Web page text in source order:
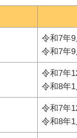
令和7年9
令和7年9
令和7年
令和8年1
令和7年
令和8年1